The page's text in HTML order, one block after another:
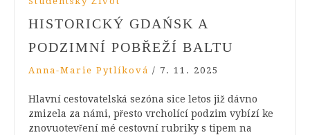
HISTORICKÝ GDAŃSK A
PODZIMNÍ POBŘEŽÍ BALTU
Anna-Marie Pytlíková / 7. 11. 2025
Hlavní cestovatelská sezóna sice letos již dávno
zmizela za námi, přesto vrcholící podzim vybízí ke
znovuotevření mé cestovní rubriky s tipem na